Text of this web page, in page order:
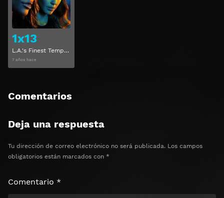
1x13
L.A.'s Finest Temporada 1 Capitulo 13
7 años hace
Comentarios
Deja una respuesta
Tu dirección de correo electrónico no será publicada. Los campos
obligatorios están marcados con *
Comentario *